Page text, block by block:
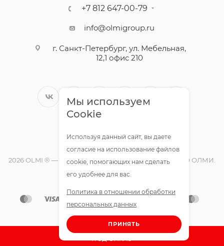
ПОД ЗАКАЗ
+7 812 647-00-79
info@olmigroup.ru
г. Санкт-Петербург, ул. Мебельная,
12,1 офис 210
2026 OLMI ® — официальный интернет-магазин ООО ОЛМИ.
Все права защищены.
Мы используем
Cookie
Используя данный сайт, вы даете
согласие на использование файлов
cookie, помогающих нам сделать
его удобнее для вас.
Политика в отношении обработки
персональных данных
ПРИНЯТЬ